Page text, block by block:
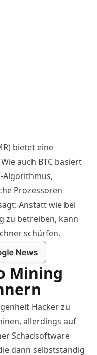
bietet eine
auch BTC basiert
Algorithmus,
Prozessoren
Anstatt wie bei
zu betreiben, kann
schürfen.
Mining
Hacker zu
allerdings auf
Schadsoftware
dann selbstständig